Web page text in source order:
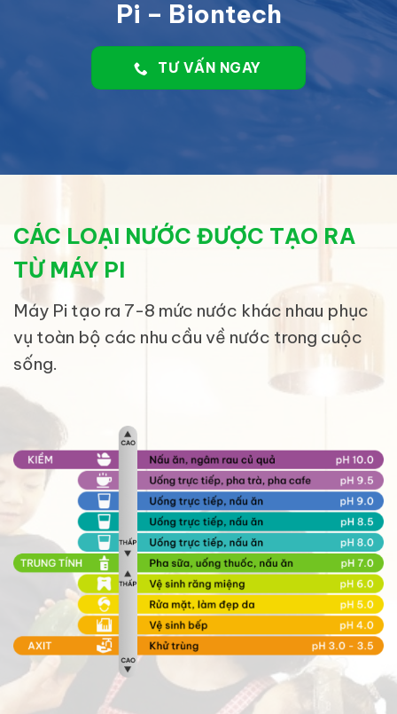
Pi – Biontech
TƯ VẤN NGAY
CÁC LOẠI NƯỚC ĐƯỢC TẠO RA
TỪ MÁY PI
Máy Pi tạo ra 7-8 mức nước khác nhau phục
vụ toàn bộ các nhu cầu về nước trong cuộc
sống.